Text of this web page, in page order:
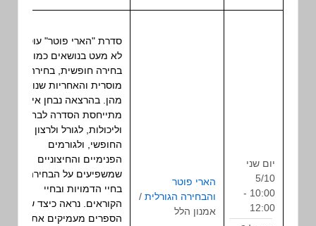
הארי פוטר
והבחירה הגורלית /
אמנון הלל
סדרת "הארי פוטר" עוסקת
לא מעט בנושאים כמו
בחירה חופשית, בחירה
מוסרית והאחריות שנובעת
מהן. בהרצאה נבחן איך
מתייחסת הסדרה לבחירות
וליכולות, לגורל ולרצון
החופשי, ולגורמים
הפנימיים והחיצוניים
שמשפיעים על הבחירה ‒
בחיי הדמויות ובחיי
הקוראים. נראה כיצד שבעת
הספרים מעמיקים את